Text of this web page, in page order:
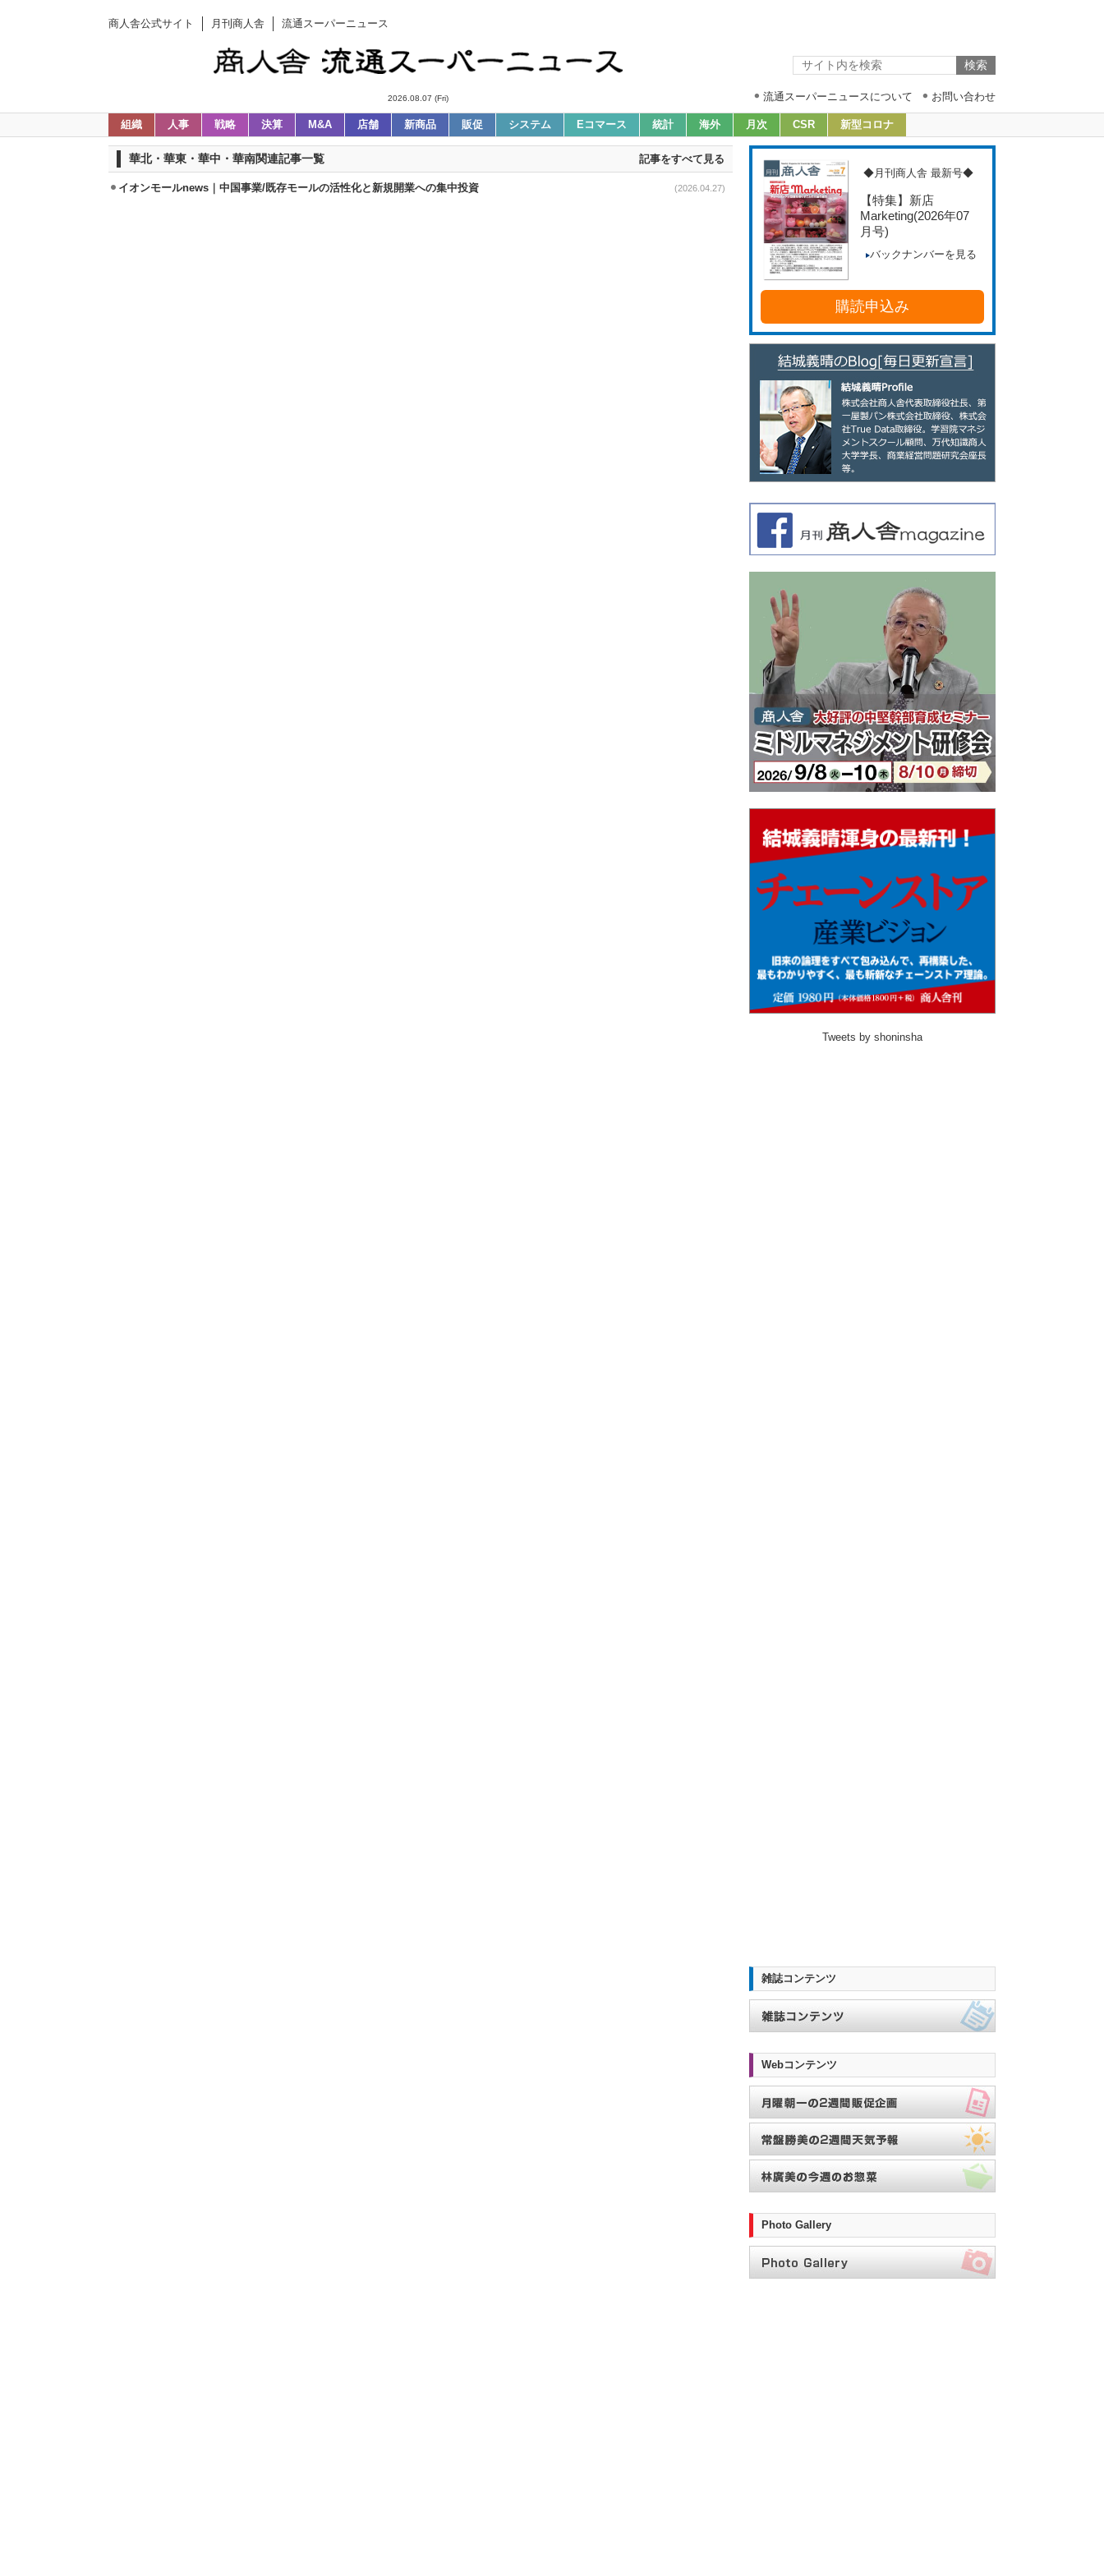
商人舎公式サイト 月刊商人舎 流通スーパーニュース
2026.08.07 (Fri) 流通スーパーニュースについて お問い合わせ
組織 人事 戦略 決算 M&A 店舗 新商品 販促 システム Eコマース 統計 海外 月次 CSR 新型コロナ
華北・華東・華中・華南関連記事一覧 記事をすべて見る
イオンモールnews｜中国事業/既存モールの活性化と新規開業への集中投資 (2026.04.27)
◆月刊商人舎 最新号◆
【特集】新店
Marketing(2026年07
月号)
バックナンバーを見る
購読申込み
Tweets by shoninsha
雑誌コンテンツ
Webコンテンツ
Photo Gallery